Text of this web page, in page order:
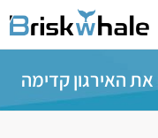
האירגון קדימה